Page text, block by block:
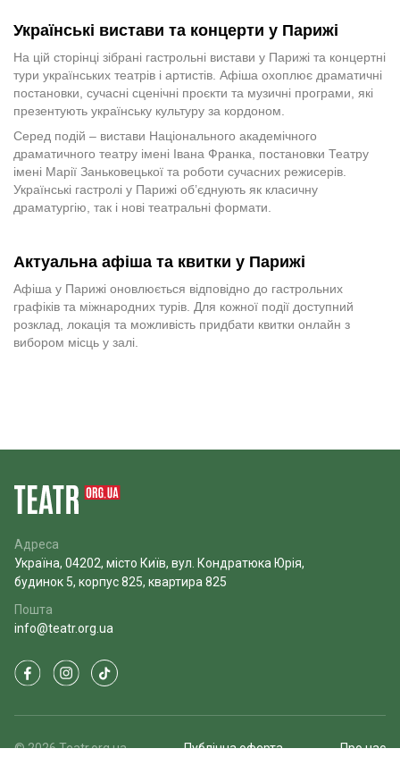
Українські вистави та концерти у Парижі
На цій сторінці зібрані гастрольні вистави у Парижі та концертні
тури українських театрів і артистів. Афіша охоплює драматичні
постановки, сучасні сценічні проєкти та музичні програми, які
презентують українську культуру за кордоном.
Серед подій – вистави Національного академічного
драматичного театру імені Івана Франка, постановки Театру
імені Марії Заньковецької та роботи сучасних режисерів.
Українські гастролі у Парижі об’єднують як класичну
драматургію, так і нові театральні формати.
Актуальна афіша та квитки у Парижі
Афіша у Парижі оновлюється відповідно до гастрольних
графіків та міжнародних турів. Для кожної події доступний
розклад, локація та можливість придбати квитки онлайн з
вибором місць у залі.
Адреса
Україна, 04202, місто Київ, вул. Кондратюка Юрія,
будинок 5, корпус 825, квартира 825
Пошта
info@teatr.org.ua
© 2026 Teatr.org.ua Публічна оферта Про нас